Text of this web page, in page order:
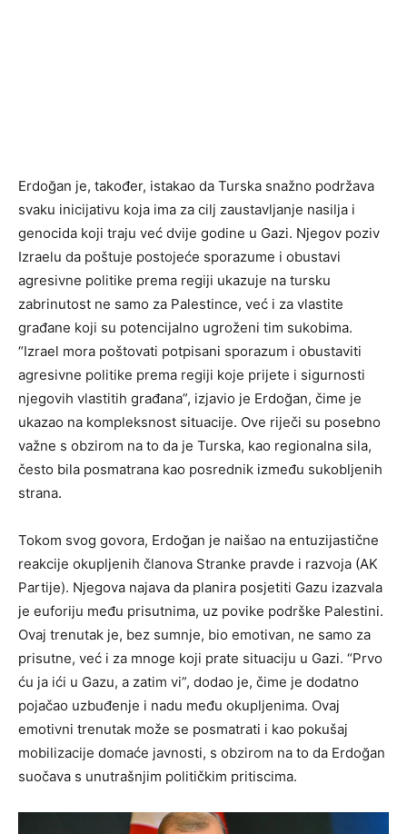
Erdoğan je, također, istakao da Turska snažno podržava
svaku inicijativu koja ima za cilj zaustavljanje nasilja i
genocida koji traju već dvije godine u Gazi. Njegov poziv
Izraelu da poštuje postojeće sporazume i obustavi
agresivne politike prema regiji ukazuje na tursku
zabrinutost ne samo za Palestince, već i za vlastite
građane koji su potencijalno ugroženi tim sukobima.
“Izrael mora poštovati potpisani sporazum i obustaviti
agresivne politike prema regiji koje prijete i sigurnosti
njegovih vlastitih građana”, izjavio je Erdoğan, čime je
ukazao na kompleksnost situacije. Ove riječi su posebno
važne s obzirom na to da je Turska, kao regionalna sila,
često bila posmatrana kao posrednik između sukobljenih
strana.
Tokom svog govora, Erdoğan je naišao na entuzijastične
reakcije okupljenih članova Stranke pravde i razvoja (AK
Partije). Njegova najava da planira posjetiti Gazu izazvala
je euforiju među prisutnima, uz povike podrške Palestini.
Ovaj trenutak je, bez sumnje, bio emotivan, ne samo za
prisutne, već i za mnoge koji prate situaciju u Gazi. “Prvo
ću ja ići u Gazu, a zatim vi”, dodao je, čime je dodatno
pojačao uzbuđenje i nadu među okupljenima. Ovaj
emotivni trenutak može se posmatrati i kao pokušaj
mobilizacije domaće javnosti, s obzirom na to da Erdoğan
suočava s unutrašnjim političkim pritiscima.